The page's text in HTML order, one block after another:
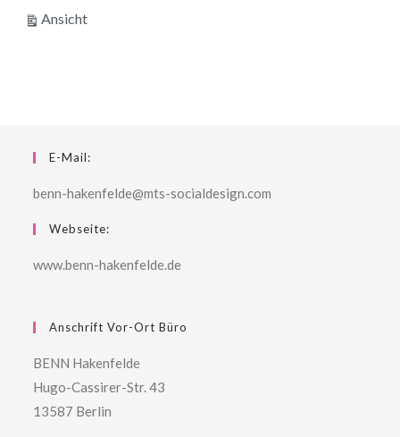
Ansichtausdrucken
E-Mail:
benn-hakenfelde@mts-socialdesign.com
Webseite:
www.benn-hakenfelde.de
Anschrift Vor-Ort Büro
BENN Hakenfelde
Hugo-Cassirer-Str. 43
13587 Berlin